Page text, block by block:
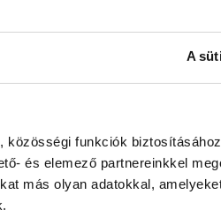
A
közösségi funkciók
és elemező partnereinkkel
más olyan adatokkal,
Szoba